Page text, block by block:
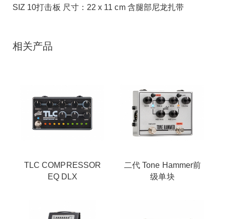
SIZ 10打击板 尺寸：22 x 11 cm 含腿部尼龙扎带
相关产品
TLC COMPRESSOR
EQ DLX
二代 Tone Hammer前
级单块